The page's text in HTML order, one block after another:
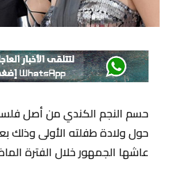
حسم النجم الكندي من أصل
حول ولادة طفلته الأولى وذلك
عاشها الجمهور خلال الفترة